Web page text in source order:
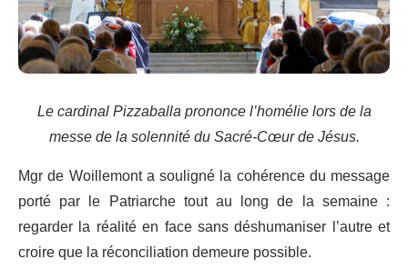
Le cardinal Pizzaballa prononce l’homélie lors de la
messe de la solennité du Sacré-Cœur de Jésus.
Mgr de Woillemont a souligné la cohérence du message
porté par le Patriarche tout au long de la semaine :
regarder la réalité en face sans déshumaniser l’autre et
croire que la réconciliation demeure possible.